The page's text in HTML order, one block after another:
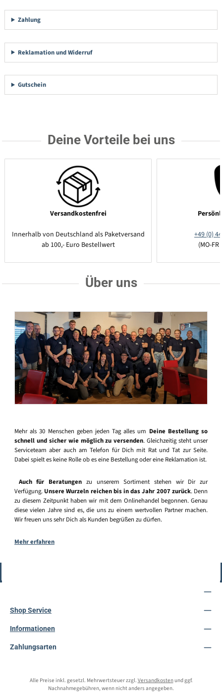
Zahlung
Reklamation und Widerruf
Gutschein
Deine Vorteile bei uns
Versandkostenfrei
Innerhalb von Deutschland als Paketversand
ab 100,- Euro Bestellwert
+49 (0)
(MO-
Über uns
Mehr als 30 Menschen geben jeden Tag alles um Deine Bestellung so
schnell und sicher wie möglich zu versenden. Gleichzeitig steht unser
Serviceteam aber auch am Telefon für Dich mit Rat und Tat zur Seite.
Dabei spielt es keine Rolle ob es eine Bestellung oder eine Reklamation ist.
Auch für Beratungen zu unserem Sortiment stehen wir Dir zur
Verfügung. Unsere Wurzeln reichen bis in das Jahr 2007 zurück. Denn
zu diesem Zeitpunkt haben wir mit dem Onlinehandel begonnen. Genau
diese vielen Jahre sind es, die uns zu einem wertvollen Partner machen.
Wir freuen uns sehr Dich als Kunden begrüßen zu dürfen.
Mehr erfahren
Shop Service
Informationen
Zahlungsarten
Alle Preise inkl. gesetzl. Mehrwertsteuer zzgl. Versandkostenund ggf.
Nachnahmegebühren, wenn nicht anders angegeben.